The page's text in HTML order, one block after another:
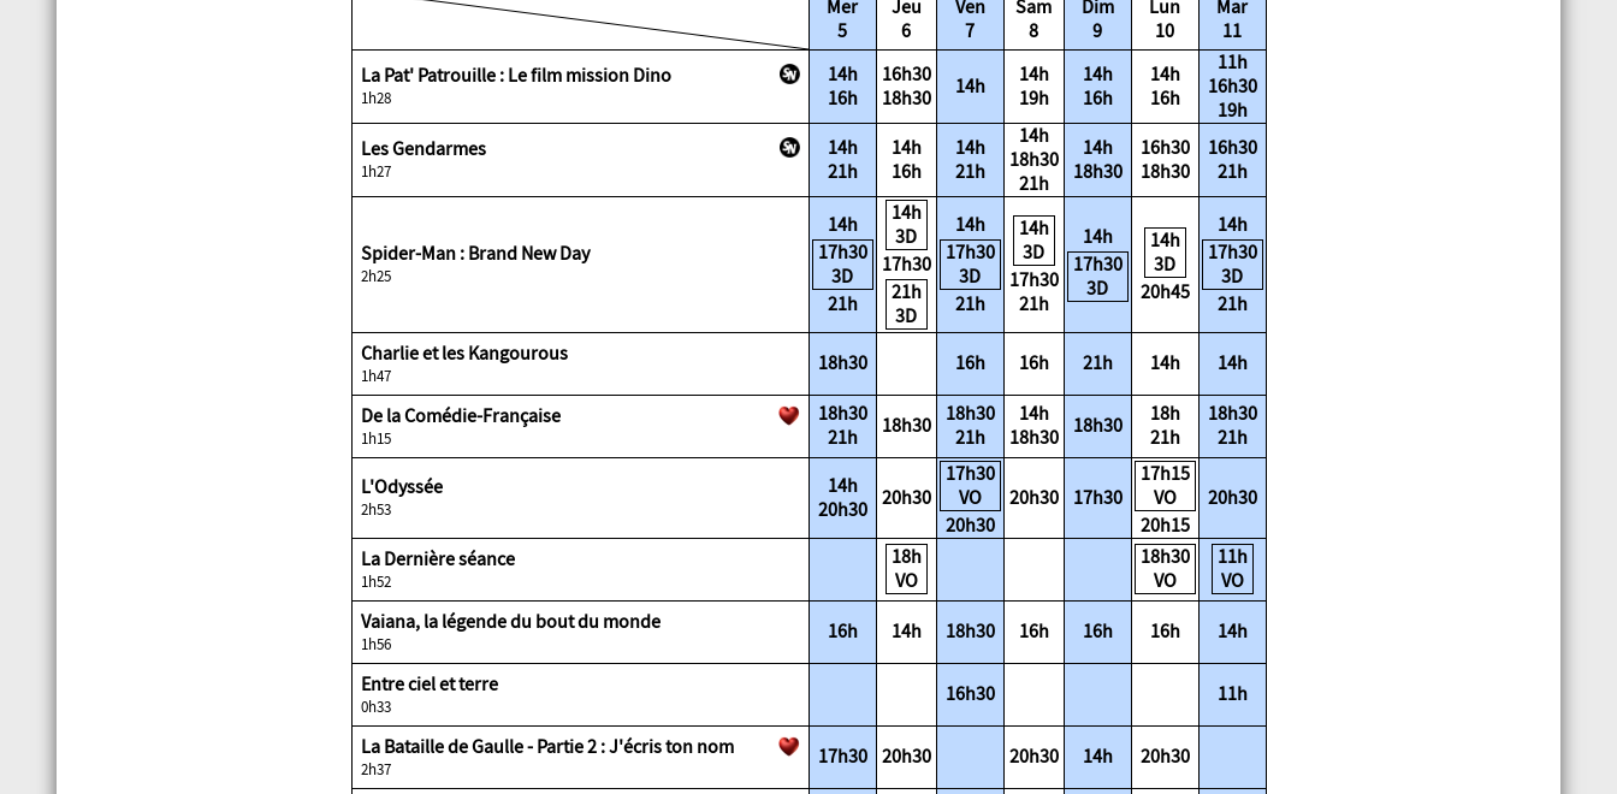
Mer
5
Jeu
6
Ven
7
Sam
8
Dim
9
Lun
10
Mar
11
La Pat' Patrouille : Le film mission Dino
1h28
14h
16h
16h30
18h30
14h
14h
19h
14h
16h
14h
16h
11h
16h30
19h
Les Gendarmes
1h27
14h
21h
14h
16h
14h
21h
14h
18h30
21h
14h
18h30
16h30
18h30
16h30
21h
Spider-Man : Brand New Day
2h25
14h
17h30
3D
21h
14h
3D
17h30
21h
3D
14h
17h30
3D
21h
14h
3D
17h30
21h
14h
17h30
3D
14h
3D
20h45
14h
17h30
3D
21h
Charlie et les Kangourous
1h47
18h30 16h 16h 21h 14h 14h
De la Comédie-Française
1h15
18h30
21h
18h30
18h30
21h
14h
18h30
18h30
18h
21h
18h30
21h
L'Odyssée
2h53
14h
20h30
20h30
17h30
VO
20h30
20h30 17h30
17h15
VO
20h15
20h30
La Dernière séance
1h52
18h
VO
18h30
VO
11h
VO
Vaiana, la légende du bout du monde
1h56
16h 14h 18h30 16h 16h 16h 14h
Entre ciel et terre
0h33
16h30 11h
La Bataille de Gaulle - Partie 2 : J'écris ton nom
2h37
17h30 20h30 20h30 14h 20h30